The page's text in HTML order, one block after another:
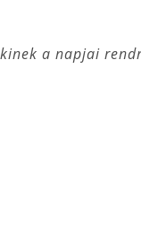
a napjai